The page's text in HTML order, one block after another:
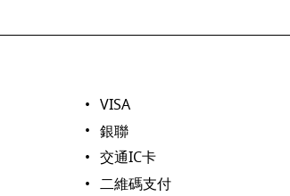
VISA
銀聯
交通IC卡
二維碼支付